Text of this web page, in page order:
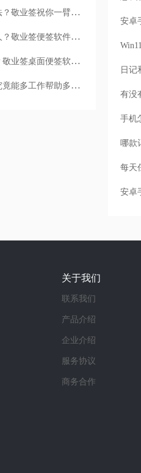
在考研路上苦苦煎熬却不得其法？敬业签祝你一臂之力
怎么记住工作中遇到的重要的人？敬业签便签软件帮你搞定
怎么选择好用的桌面便签软件？敬业签桌面便签软件推荐理由
一款具备提醒功能的办公软件究竟能多工作帮助多大？
手机
每天
安卓
关于我们
联系我们
产品介绍
企业介绍
服务协议
商务合作